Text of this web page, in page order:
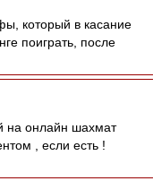
который в касание
поиграть, после
на онлайн шахмат
, если есть !